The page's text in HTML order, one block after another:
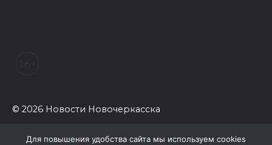
© 2026 Новости Новочеркасска
Для повышения удобства сайта мы используем cookies